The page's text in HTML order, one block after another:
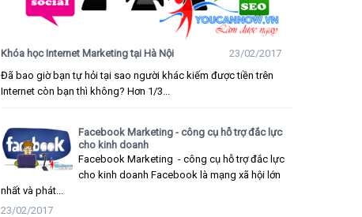
Khóa học Internet Marketing tại Hà Nội
23/02/2017
Đã bao giờ bạn tự hỏi tại sao người khác kiếm được tiền trên
Internet còn bạn thì không? Hơn 1/3...
Facebook Marketing - công cụ hỗ trợ đắc lực
cho kinh doanh
Facebook Marketing - công cụ hỗ trợ đắc lực
cho kinh doanh Facebook là mạng xã hội lớn
nhất và phát...
23/02/2017